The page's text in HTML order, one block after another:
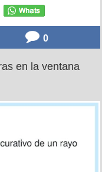
0
en la ventana